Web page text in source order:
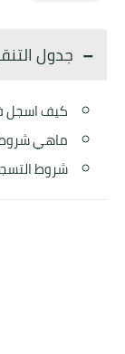
جدول
كيف اسجل
ماهي شروط
شروط